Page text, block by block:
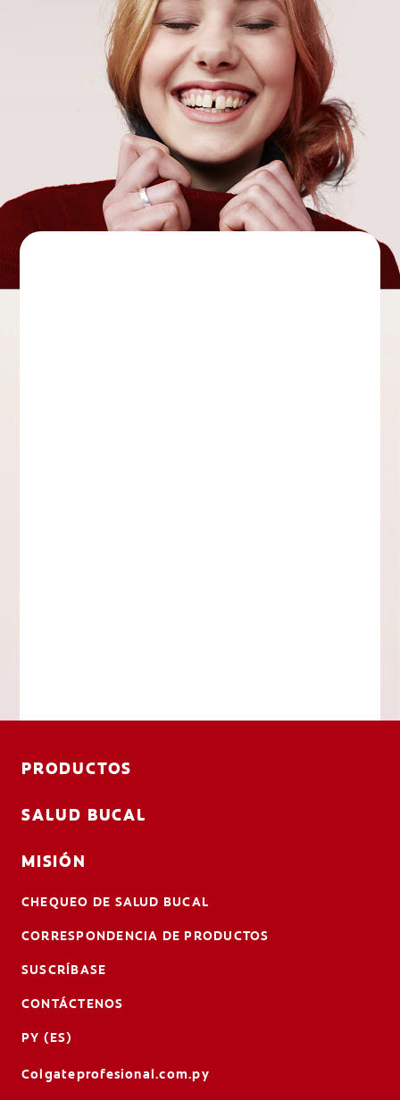
PRODUCTOS
SALUD BUCAL
MISIÓN
CHEQUEO DE SALUD BUCAL
CORRESPONDENCIA DE PRODUCTOS
SUSCRÍBASE
CONTÁCTENOS
PY (ES)
Colgateprofesional.com.py